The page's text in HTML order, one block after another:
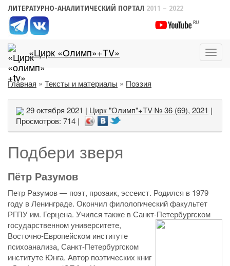
ЛИТЕРАТУРНО-АНАЛИТИЧЕСКИЙ ПОРТАЛ 2011 – 2022
меню
«Цирк «Олимп»+TV»
Главная » Тексты и материалы » Поэзия
29 октября 2021 | Цирк "Олимп"+TV № 36 (69), 2021 |
Просмотров: 714 |
Подбери зверя
Пётр Разумов
Петр Разумов — поэт, прозаик, эссеист. Родился в 1979
году в Ленинграде. Окончил филологический факультет
РГПУ им. Герцена. Учился также в Санкт-Петербургском
государственном университете,
Восточно-Европейском институте
психоанализа, Санкт-Петербургском
институте Юнга. Автор поэтических книг